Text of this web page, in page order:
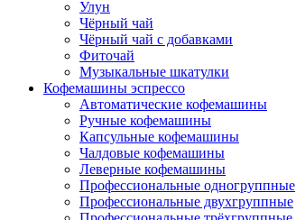
Улун
Чёрный чай
Чёрный чай с добавками
Фиточай
Музыкальные шкатулки
Кофемашины эспрессо
Автоматические кофемашины
Ручные кофемашины
Капсульные кофемашины
Чалдовые кофемашины
Леверные кофемашины
Профессиональные одногруппные
Профессиональные двухгруппные